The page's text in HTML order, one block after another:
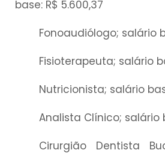
base: R$ 5.600,37
Fonoaudiólogo; salário
Fisioterapeuta; salário
Nutricionista; salário
Analista Clínico; salário
Cirurgião Dentista